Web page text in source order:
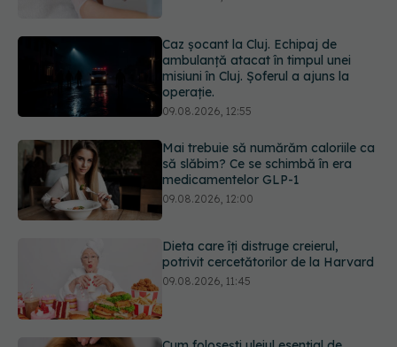
09.08.2026, 12:55
Mai trebuie să numărăm caloriile ca
să slăbim? Ce se schimbă în era
medicamentelor GLP-1
Dieta care îți distruge creierul,
potrivit cercetătorilor de la Harvard
09.08.2026, 11:45
Cum folosești uleiul esențial de
rozmarin pentru a opri căderea